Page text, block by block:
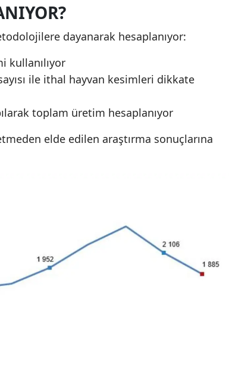
dayanarak hesaplanıyor:
kullanılıyor
ile ithal hayvan kesimleri dikkate
toplam üretim hesaplanıyor
elde edilen araştırma sonuçlarına